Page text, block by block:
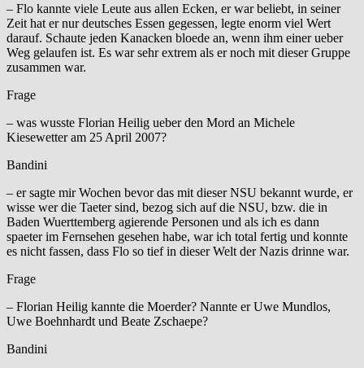
– Flo kannte viele Leute aus allen Ecken, er war beliebt, in seiner
Zeit hat er nur deutsches Essen gegessen, legte enorm viel Wert
darauf. Schaute jeden Kanacken bloede an, wenn ihm einer ueber
Weg gelaufen ist. Es war sehr extrem als er noch mit dieser Gruppe
zusammen war.
Frage
– was wusste Florian Heilig ueber den Mord an Michele
Kiesewetter am 25 April 2007?
Bandini
– er sagte mir Wochen bevor das mit dieser NSU bekannt wurde, er
wisse wer die Taeter sind, bezog sich auf die NSU, bzw. die in
Baden Wuerttemberg agierende Personen und als ich es dann
spaeter im Fernsehen gesehen habe, war ich total fertig und konnte
es nicht fassen, dass Flo so tief in dieser Welt der Nazis drinne war.
Frage
– Florian Heilig kannte die Moerder? Nannte er Uwe Mundlos,
Uwe Boehnhardt und Beate Zschaepe?
Bandini